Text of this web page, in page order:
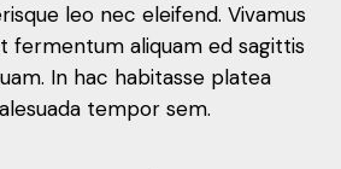
dolor sit amet
elitnsequat
vebulum eget
leo nec eleifend. Vivamus
fermentum aliquam ed sagittis
In hac habitasse platea
tempor sem.